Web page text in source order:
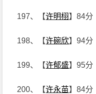
197、【许明栩】84分
198、【许碗欣】94分
199、【许郁盛】95分
200、【许永苗】84分